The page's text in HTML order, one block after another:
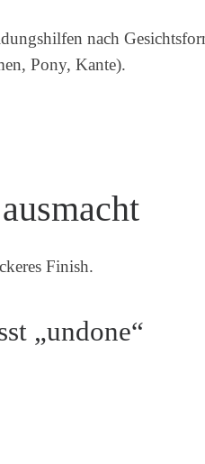
nach
Pony, Kante).
Finish.
„undone“